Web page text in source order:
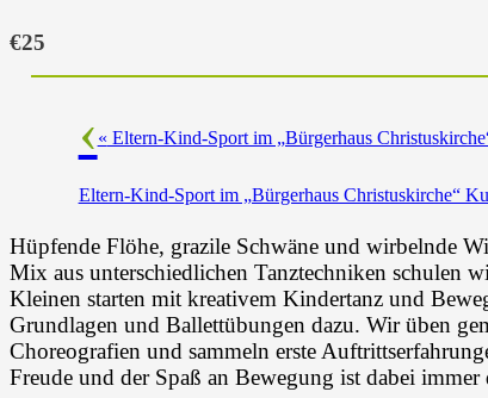
€25
« Eltern-Kind-Sport im „Bürgerhaus
Eltern-Kind-Sport im „Bürgerhaus Christuskirche“
Hüpfende Flöhe, grazile Schwäne und wirbelnde
Mix aus unterschiedlichen Tanztechniken schulen
Kleinen starten mit kreativem Kindertanz und
Grundlagen und Ballettübungen dazu. Wir üben
Choreografien und sammeln erste
Freude und der Spaß an Bewegung ist dabei immer